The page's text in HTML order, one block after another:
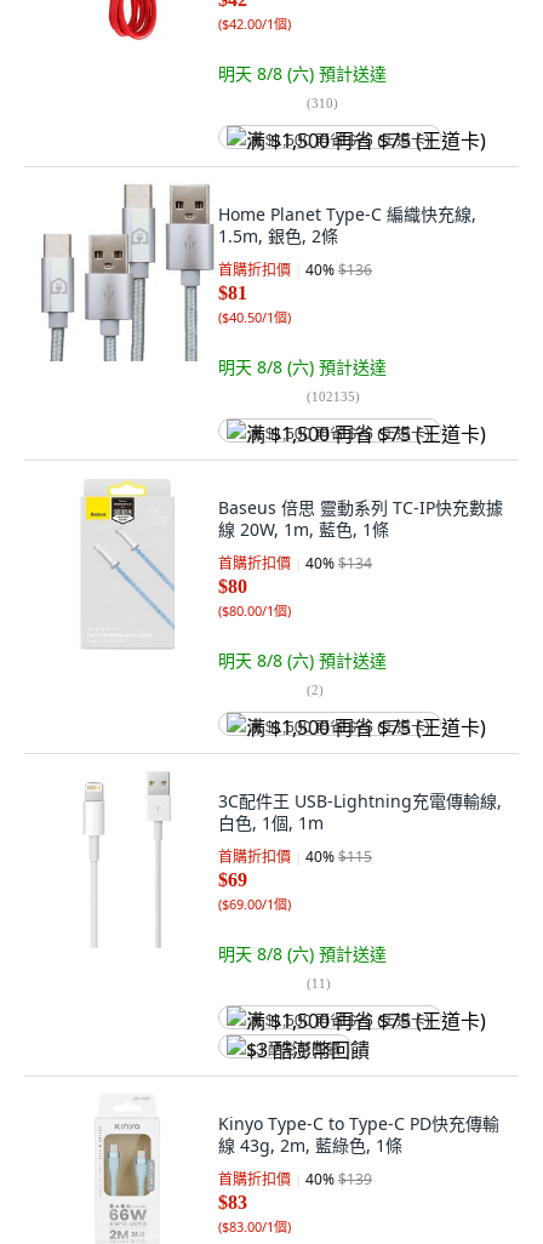
($42.00/1個)
明天 8/8 (六) 預計送達
(310)
满 $1,500 再省 $75 (王道卡)
Home Planet Type-C 編織快充線,
1.5m, 銀色, 2條
首購折扣價 40%$136
$81
($40.50/1個)
明天 8/8 (六) 預計送達
(102135)
满 $1,500 再省 $75 (王道卡)
Baseus 倍思 靈動系列 TC-IP快充數據
線 20W, 1m, 藍色, 1條
首購折扣價 40%$134
$80
($80.00/1個)
明天 8/8 (六) 預計送達
(2)
满 $1,500 再省 $75 (王道卡)
3C配件王 USB-Lightning充電傳輸線,
白色, 1個, 1m
首購折扣價 40%$115
$69
($69.00/1個)
明天 8/8 (六) 預計送達
(11)
满 $1,500 再省 $75 (王道卡)
$3 酷澎幣回饋
Kinyo Type-C to Type-C PD快充傳輸
線 43g, 2m, 藍綠色, 1條
首購折扣價 40%$139
$83
($83.00/1個)